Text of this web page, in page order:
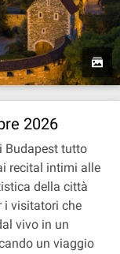
2026
Budapest tutto
recital intimi alle
della città
i visitatori che
vivo in un
un viaggio